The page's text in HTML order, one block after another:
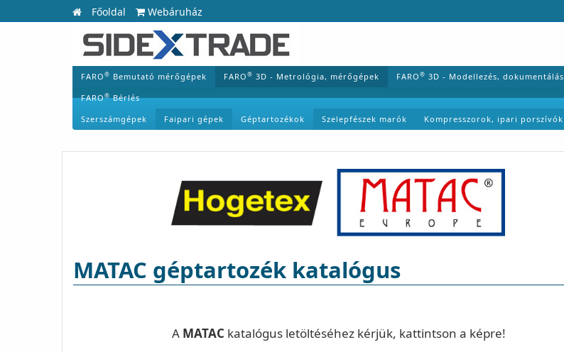
Főoldal Webáruház
FARO® Bemutató mérőgépek FARO® 3D - Metrológia, mérőgépek FARO® 3D - Modellezés, dokumentálás
FARO®Bérlés
Szerszámgépek
Faipari gépek Géptartozékok Szelepfészek marók Kompresszorok, ipari porszívók
MATAC géptartozék katalógus
A MATAC katalógus letöltéséhez kérjük, kattintson a képre!